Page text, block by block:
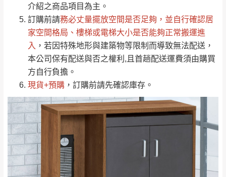
介紹之商品項目為主。
訂購前請務必丈量擺放空間是否足夠 ，並自行確認居
家空間格局、 樓梯或電梯大小是否能夠正常搬運進
入 ，若因特殊地形與建築物等限制而導致無法配送，
本公司保有配送與否之權利,且首趟配送運費須由購買
方自行負擔。
現貨+預購 ，訂購前請先確認庫存。
免 運
費
＊A108產品另收運費
新竹
峨眉鄉、五峰鄉、
橫山、北埔鄉、尖
石鄉、寶山鄉山
區、新埔山區、芎
台北 無
雙溪、貢寮、烏
來、平溪、九份、
石門、林口 下福
接單後二日內(不含例假日)，我們客服會與您
電話聯絡或E-Mail通知確認訂單。
（線上客
服 LINE → @dershin）
下單前先詢問是否現貨 ，若未詢問下單後無
現貨我們客服會再來電或E-Mail與您聯絡
（洽詢方式請搜尋 Line ID →
地區恕無法提供運送 (詳見運送規章)。
配送範圍：
苗栗至基隆；其它地區暫不開放，如因特殊
地型限制(山區、鄉、鎮、村)、樓梯太小、無